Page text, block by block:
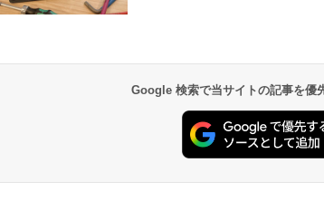
Google 検索で当サイトの記事を優